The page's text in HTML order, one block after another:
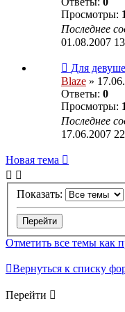
Просмотры:
Последнее
01.08.2007
Для
Blaze »
Ответы: 0
Просмотры:
Последнее
17.06.2007
Новая тема
Показать:
Отметить все темы как
Вернуться к списку
Перейти